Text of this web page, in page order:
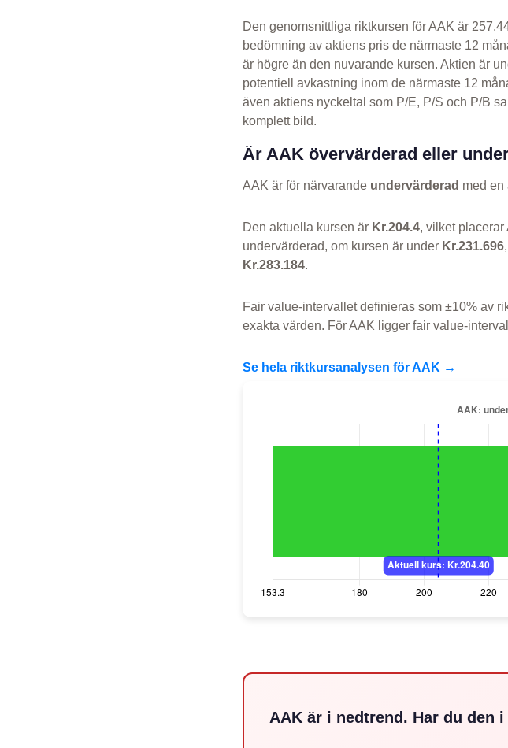
Den genomsnittliga riktkursen för AAK är
bedömning av aktiens pris de närmaste 12
är högre än den nuvarande kursen. Aktien är
potentiell avkastning inom de närmaste 12
även aktiens nyckeltal som P/E, P/S och P/B
komplett bild.
Är AAK övervärderad eller
AAK är för närvarande undervärderad med en
Den aktuella kursen är Kr.204.4, vilket
undervärderad, om kursen är under Kr.231.696
Kr.283.184.
Fair value-intervallet definieras som ±10% av
exakta värden. För AAK ligger fair value-
Se hela riktkursanalysen för AAK →
AAK är i nedtrend. Har du den